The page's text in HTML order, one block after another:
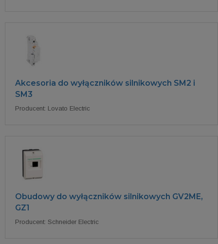
Akcesoria do wyłączników silnikowych SM2 i
SM3
Producent: Lovato Electric
Obudowy do wyłączników silnikowych GV2ME,
GZ1
Producent: Schneider Electric